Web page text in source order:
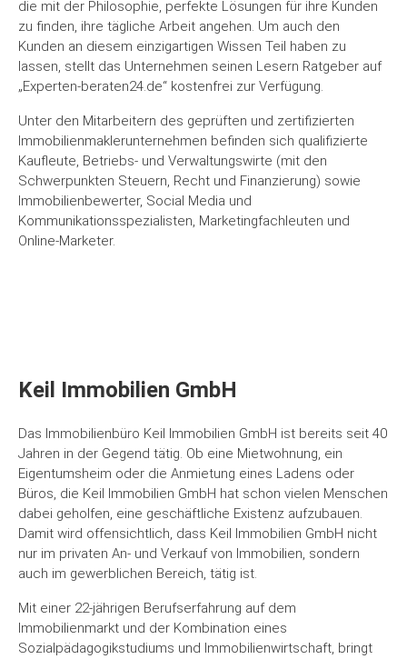
die mit der Philosophie, perfekte Lösungen für ihre Kunden
zu finden, ihre tägliche Arbeit angehen. Um auch den
Kunden an diesem einzigartigen Wissen Teil haben zu
lassen, stellt das Unternehmen seinen Lesern Ratgeber auf
„Experten-beraten24.de“ kostenfrei zur Verfügung.
Unter den Mitarbeitern des geprüften und zertifizierten
Immobilienmaklerunternehmen befinden sich qualifizierte
Kaufleute, Betriebs- und Verwaltungswirte (mit den
Schwerpunkten Steuern, Recht und Finanzierung) sowie
Immobilienbewerter, Social Media und
Kommunikationsspezialisten, Marketingfachleuten und
Online-Marketer.
Keil Immobilien GmbH
Das Immobilienbüro Keil Immobilien GmbH ist bereits seit 40
Jahren in der Gegend tätig. Ob eine Mietwohnung, ein
Eigentumsheim oder die Anmietung eines Ladens oder
Büros, die Keil Immobilien GmbH hat schon vielen Menschen
dabei geholfen, eine geschäftliche Existenz aufzubauen.
Damit wird offensichtlich, dass Keil Immobilien GmbH nicht
nur im privaten An- und Verkauf von Immobilien, sondern
auch im gewerblichen Bereich, tätig ist.
Mit einer 22-jährigen Berufserfahrung auf dem
Immobilienmarkt und der Kombination eines
Sozialpädagogikstudiums und Immobilienwirtschaft, bringt